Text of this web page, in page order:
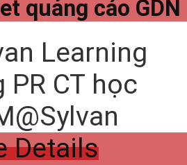
quảng cáo
Details